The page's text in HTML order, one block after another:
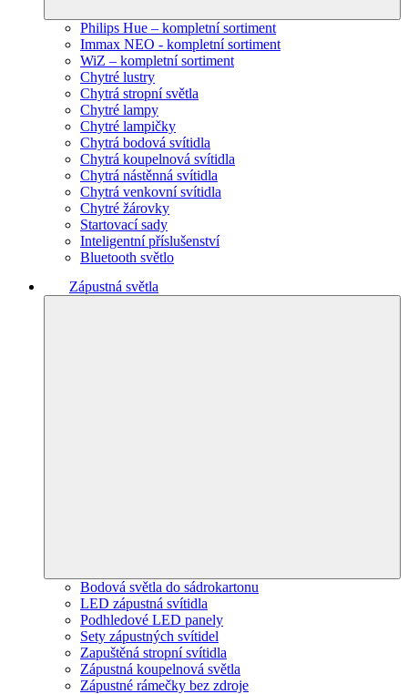
Philips Hue – kompletní sortiment
Immax NEO - kompletní sortiment
WiZ – kompletní sortiment
Chytré lustry
Chytrá stropní světla
Chytré lampy
Chytré lampičky
Chytrá bodová svítidla
Chytrá koupelnová svítidla
Chytrá nástěnná svítidla
Chytrá venkovní svítidla
Chytré žárovky
Startovací sady
Inteligentní příslušenství
Bluetooth světlo
Zápustná světla
Bodová světla do sádrokartonu
LED zápustná svítidla
Podhledové LED panely
Sety zápustných svítidel
Zapuštěná stropní svítidla
Zápustná koupelnová světla
Zápustné rámečky bez zdroje